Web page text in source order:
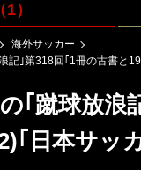
（1）
海外サッカー
記｣第318回｢1冊の古書と
｢蹴球放浪
｢日本サッ